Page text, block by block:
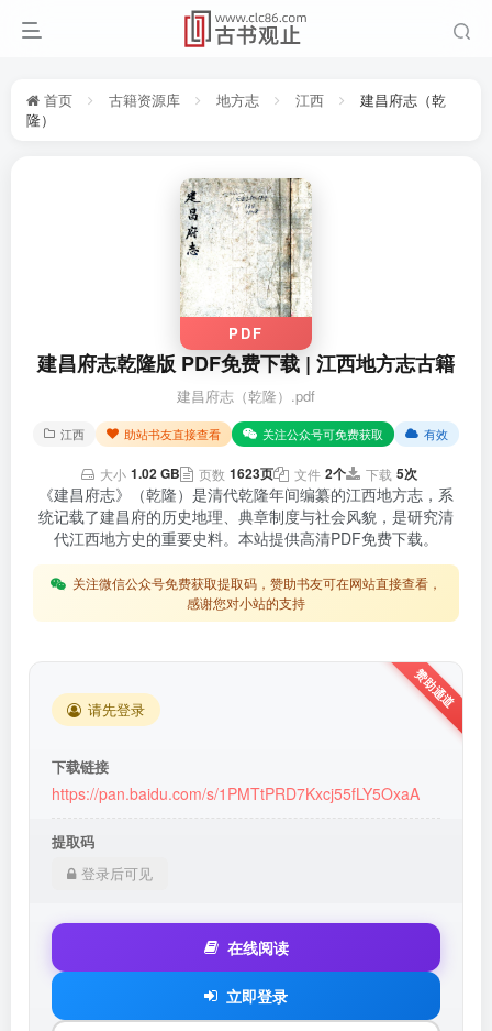
首页 古籍资源库 地方志 江西
建昌府志（乾
隆）
PDF
建昌府志乾隆版 PDF免费下载 | 江西地方志古籍
建昌府志（乾隆）.pdf
江西 助站书友直接查看 关注公众号可免费获取 有效
大小 1.02 GB 页数 1623页 文件 2个 下载 5次
《建昌府志》（乾隆）是清代乾隆年间编纂的江西地方志，系
统记载了建昌府的历史地理、典章制度与社会风貌，是研究清
代江西地方史的重要史料。本站提供高清PDF免费下载。
关注微信公众号免费获取提取码，赞助书友可在网站直接查看，
感谢您对小站的支持
请先登录
下载链接
https://pan.baidu.com/s/1PMTtPRD7Kxcj55fLY5OxaA
提取码
登录后可见
在线阅读
立即登录